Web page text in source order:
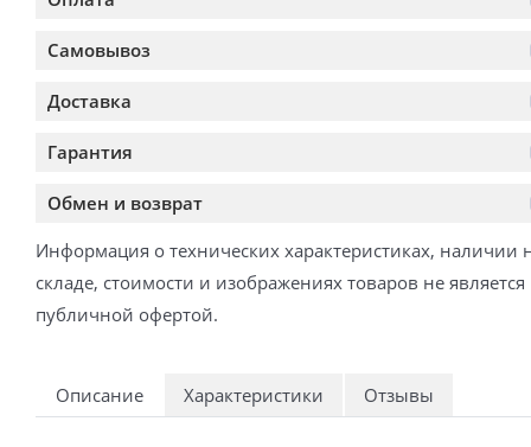
Самовывоз
Доставка
Гарантия
Обмен и возврат
Информация о технических характеристиках, наличии
складе, стоимости и изображениях товаров не является
публичной офертой.
Описание Характеристики Отзывы